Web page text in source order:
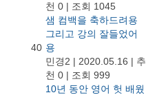
천 0 | 조회 1045
40
샘 컴백을 축하드려용
그리고 강의 잘들었어
용
민경2 | 2020.05.16 | 추
천 0 | 조회 999
10년 동안 영어 헛 배웠